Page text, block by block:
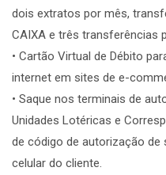
dois extratos por mês,
CAIXA e três transferências
• Cartão Virtual de Débito
internet em sites de e-
• Saque nos terminais de
Unidades Lotéricas e
de código de autorização de
celular do cliente.